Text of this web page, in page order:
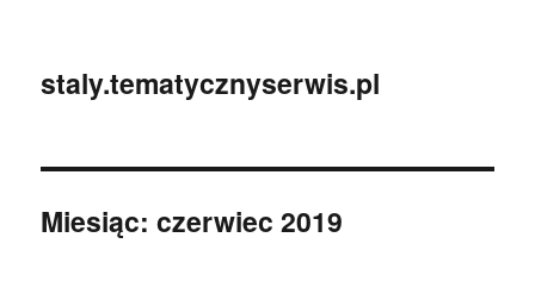
staly.tematycznyserwis.pl
Miesiąc:czerwiec 2019